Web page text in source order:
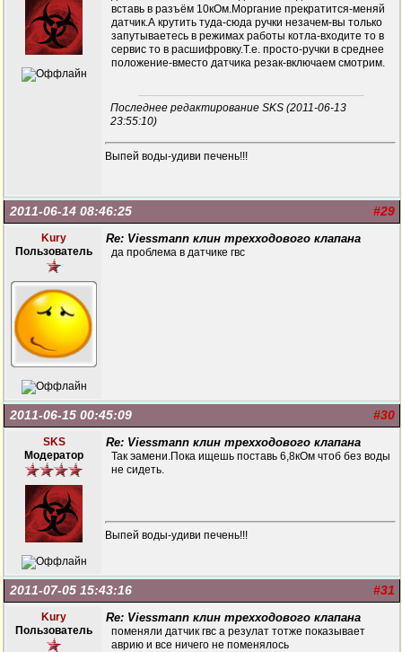
вставь в разъём 10кОм.Моргание прекратится-меняй
датчик.А крутить туда-сюда ручки незачем-вы только
запутываетесь в режимах работы котла-входите то в
сервис то в расшифровку.Т.е. просто-ручки в среднее
положение-вместо датчика резак-включаем смотрим.
Последнее редактирование SKS (2011-06-13
23:55:10)
Выпей воды-удиви печень!!!
#29
2011-06-14 08:46:25
Kury
Пользователь
Re: Viessmann клин трехходового клапана
да проблема в датчике гвс
#30
2011-06-15 00:45:09
SKS
Модератор
Re: Viessmann клин трехходового клапана
Так эамени.Пока ищешь поставь 6,8кОм чтоб без воды
не сидеть.
Выпей воды-удиви печень!!!
#31
2011-07-05 15:43:16
Kury
Пользователь
Re: Viessmann клин трехходового клапана
поменяли датчик гвс а резулат тотже показывает
аврию и все ничего не поменялось